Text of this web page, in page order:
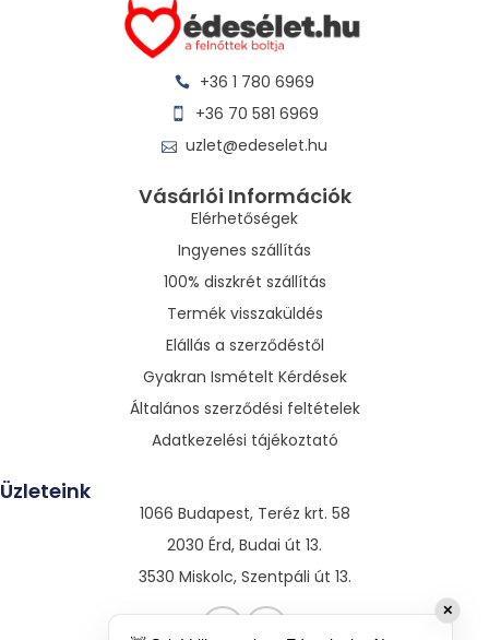
+36 1 780 6969
+36 70 581 6969
uzlet@edeselet.hu
Vásárlói Információk
Elérhetőségek
Ingyenes szállítás
100% diszkrét szállítás
Termék visszaküldés
Elállás a szerződéstől
Gyakran Ismételt Kérdések
Általános szerződési feltételek
Adatkezelési tájékoztató
Üzleteink
1066 Budapest, Teréz krt. 58
2030 Érd, Budai út 13.
3530 Miskolc, Szentpáli út 13.
✕